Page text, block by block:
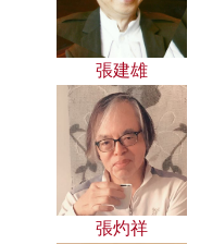
張建雄
張灼祥